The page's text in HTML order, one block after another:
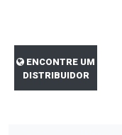
ENCONTRE UM
DISTRIBUIDOR